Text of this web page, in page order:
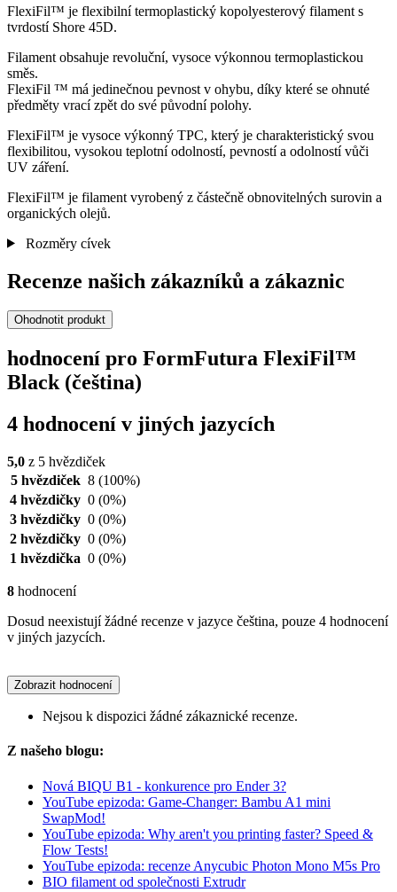
FlexiFil™ je flexibilní termoplastický kopolyesterový filament s
tvrdostí Shore 45D.
Filament obsahuje revoluční, vysoce výkonnou termoplastickou
směs.
FlexiFil ™ má jedinečnou pevnost v ohybu, díky které se ohnuté
předměty vrací zpět do své původní polohy.
FlexiFil™ je vysoce výkonný TPC, který je charakteristický svou
flexibilitou, vysokou teplotní odolností, pevností a odolností vůči
UV záření.
FlexiFil™ je filament vyrobený z částečně obnovitelných surovin a
organických olejů.
Rozměry cívek
Recenze našich zákazníků a zákaznic
Ohodnotit produkt
hodnocení pro FormFutura FlexiFil™
Black (čeština)
4 hodnocení v jiných jazycích
5,0 z 5 hvězdiček
5 hvězdiček 8 (100%)
4 hvězdičky 0 (0%)
3 hvězdičky 0 (0%)
2 hvězdičky 0 (0%)
1 hvězdička 0 (0%)
8 hodnocení
Dosud neexistují žádné recenze v jazyce čeština, pouze 4 hodnocení
v jiných jazycích.
Zobrazit hodnocení
Nejsou k dispozici žádné zákaznické recenze.
Z našeho blogu:
Nová BIQU B1 - konkurence pro Ender 3?
YouTube epizoda: Game-Changer: Bambu A1 mini
SwapMod!
YouTube epizoda: Why aren't you printing faster? Speed &
Flow Tests!
YouTube epizoda: recenze Anycubic Photon Mono M5s Pro
BIO filament od společnosti Extrudr